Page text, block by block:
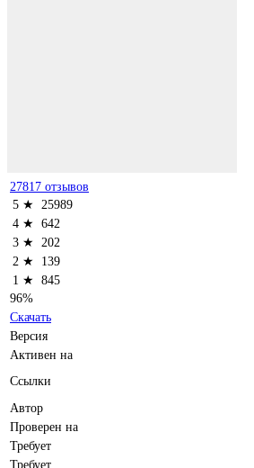
27817 отзывов
5 ★
25989
4 ★ 642
3 ★
202
2 ★
139
1 ★ 845
96%
Скачать
Версия
Активен на
Ссылки
Автор
Проверен на
Требует
Требует